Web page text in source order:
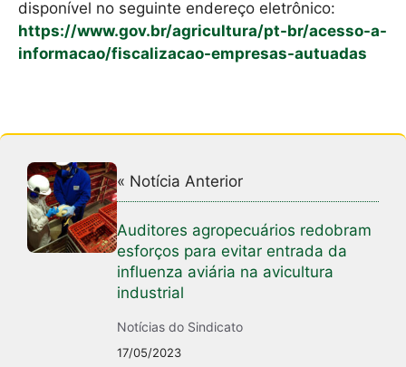
disponível no seguinte endereço eletrônico:
https://www.gov.br/agricultura/pt-br/acesso-a-
informacao/fiscalizacao-empresas-autuadas
« Notícia Anterior
Auditores agropecuários redobram
esforços para evitar entrada da
influenza aviária na avicultura
industrial
Notícias do Sindicato
17/05/2023